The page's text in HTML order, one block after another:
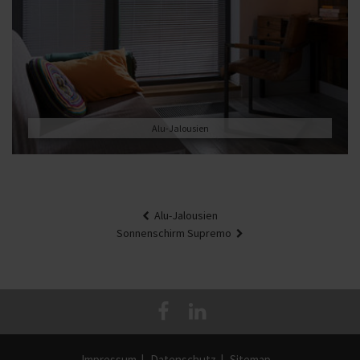
Alu-Jalousien
Alu-Jalousien
Sonnenschirm Supremo